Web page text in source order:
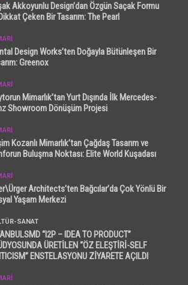
Akkoyunlu Design’dan Özgün Saçak Formu
Çeken Bir Tasarım: The Pearl
Design Works’ten Doğayla Bütünleşen Bir
Greenox
Mimarlık’tan Yurt Dışında İlk Mercedes-
Showroom Dönüşüm Projesi
Kozanlı Mimarlık’tan Çağdaş Tasarım ve
Buluşma Noktası: Elite World Kuşadası
Architects’ten Bağcılar’da Çok Yönlü Bir
Yaşam Merkezi
SANAT
“I2P – IDEA TO PRODUCT”
ÜRETİLEN “ÖZ ELEŞTİRİ-SELF
ENSTELASYONU ZİYARETE AÇILDI